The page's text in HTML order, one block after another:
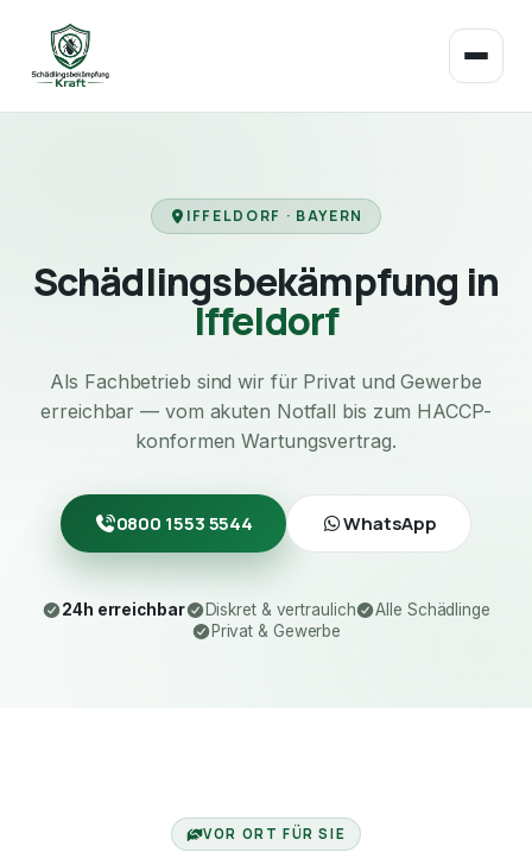
IFFELDORF · BAYERN
Schädlingsbekämpfung in
Iffeldorf
Als Fachbetrieb sind wir für Privat und Gewerbe
erreichbar — vom akuten Notfall bis zum HACCP-
konformen Wartungsvertrag.
0800 1553 5544 WhatsApp
24h erreichbar Diskret & vertraulich
Alle Schädlinge
Privat & Gewerbe
VOR ORT FÜR SIE